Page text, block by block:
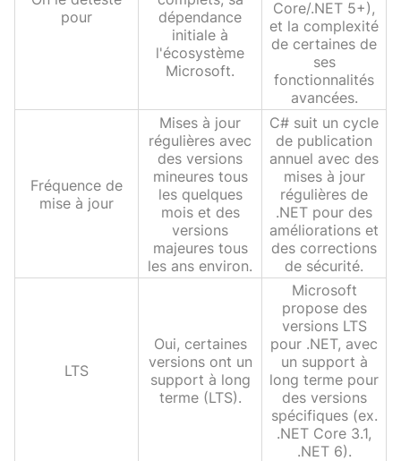
pour
dépendance
initiale à
l'écosystème
Microsoft.
Core/.NET 5+),
et la complexité
de certaines de
ses
fonctionnalités
avancées.
Fréquence de
mise à jour
Mises à jour
régulières avec
des versions
mineures tous
les quelques
mois et des
versions
majeures tous
les ans environ.
C# suit un cycle
de publication
annuel avec des
mises à jour
régulières de
.NET pour des
améliorations et
des corrections
de sécurité.
LTS
Oui, certaines
versions ont un
support à long
terme (LTS).
Microsoft
propose des
versions LTS
pour .NET, avec
un support à
long terme pour
des versions
spécifiques (ex.
.NET Core 3.1,
.NET 6).